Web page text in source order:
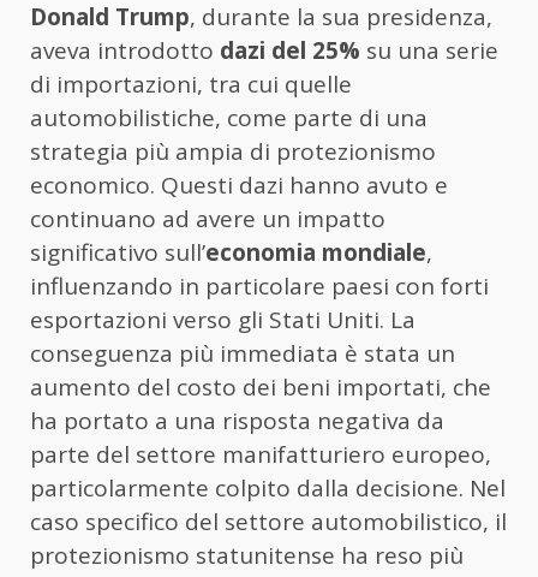
Donald Trump, durante la sua presidenza,
aveva introdotto dazi del 25% su una serie
di importazioni, tra cui quelle
automobilistiche, come parte di una
strategia più ampia di protezionismo
economico. Questi dazi hanno avuto e
continuano ad avere un impatto
significativo sull’economia mondiale,
influenzando in particolare paesi con forti
esportazioni verso gli Stati Uniti. La
conseguenza più immediata è stata un
aumento del costo dei beni importati, che
ha portato a una risposta negativa da
parte del settore manifatturiero europeo,
particolarmente colpito dalla decisione. Nel
caso specifico del settore automobilistico, il
protezionismo statunitense ha reso più